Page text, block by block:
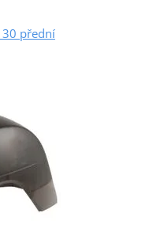
přední